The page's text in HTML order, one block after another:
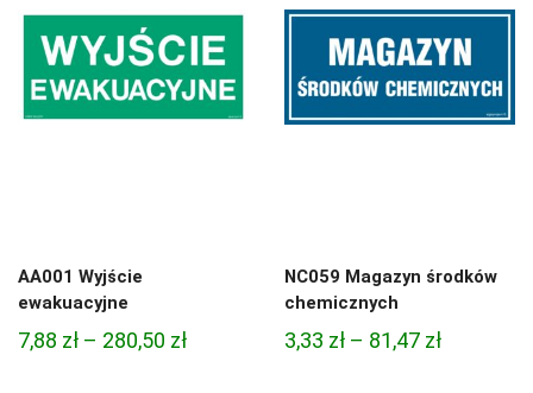
68,74 zł
81,47 zł
AA001 Wyjście
ewakuacyjne
7,88 zł – 280,50 złZakres
NC059 Magazyn środków
chemicznych
3,33 zł – 81,47 złZakres